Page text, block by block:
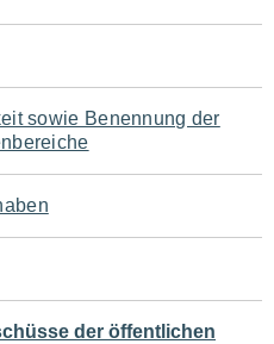
sowie Benennung der
der öffentlichen